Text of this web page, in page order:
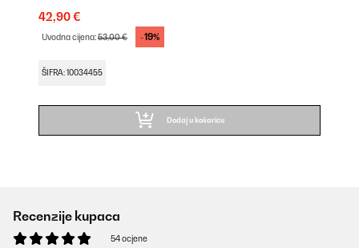
42,90 €
Uvodna cijena:53,00 € -19%
ŠIFRA: 10034455
Dodaj u košaricu
Recenzije kupaca
54 ocjene